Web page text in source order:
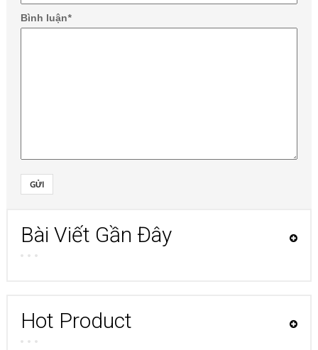
Bình luận*
GỬI
Bài Viết Gần Đây
Hot Product